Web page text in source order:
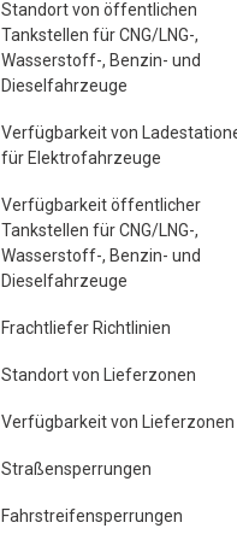
Standort von öffentlichen
Tankstellen für CNG/LNG-,
Wasserstoff-, Benzin- und
Dieselfahrzeuge
Verfügbarkeit von
für Elektrofahrzeuge
Verfügbarkeit öffentlicher
Tankstellen für CNG/LNG-,
Wasserstoff-, Benzin- und
Dieselfahrzeuge
Frachtliefer Richtlinien
Standort von Lieferzonen
Verfügbarkeit von Lieferzonen
Straßensperrungen
Fahrstreifensperrungen